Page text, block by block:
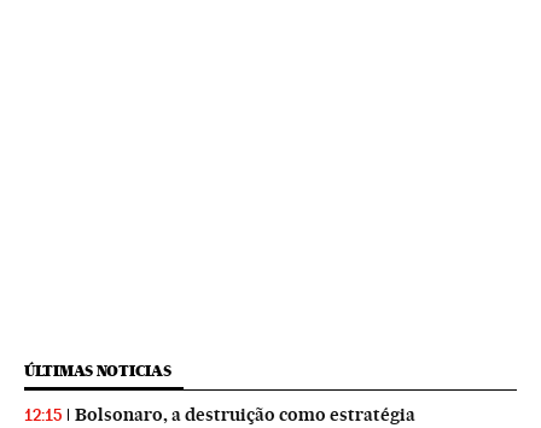
ÚLTIMAS NOTICIAS
12:15 Bolsonaro, a destruição como estratégia